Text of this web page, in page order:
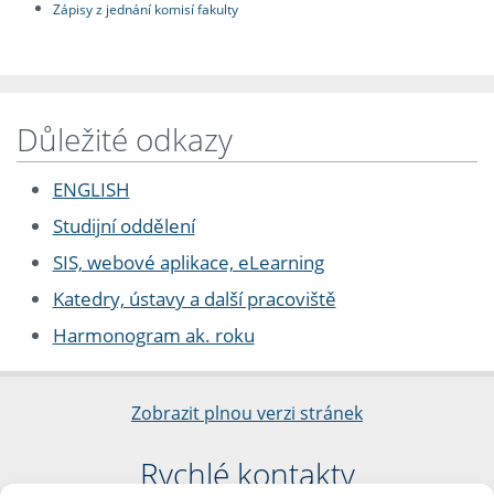
Zápisy z jednání komisí fakulty
Důležité odkazy
ENGLISH
Studijní oddělení
SIS, webové aplikace, eLearning
Katedry, ústavy a další pracoviště
Harmonogram ak. roku
Zobrazit plnou verzi stránek
Rychlé kontakty